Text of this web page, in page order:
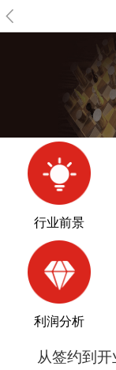
行业前景
利润分析
从签约到